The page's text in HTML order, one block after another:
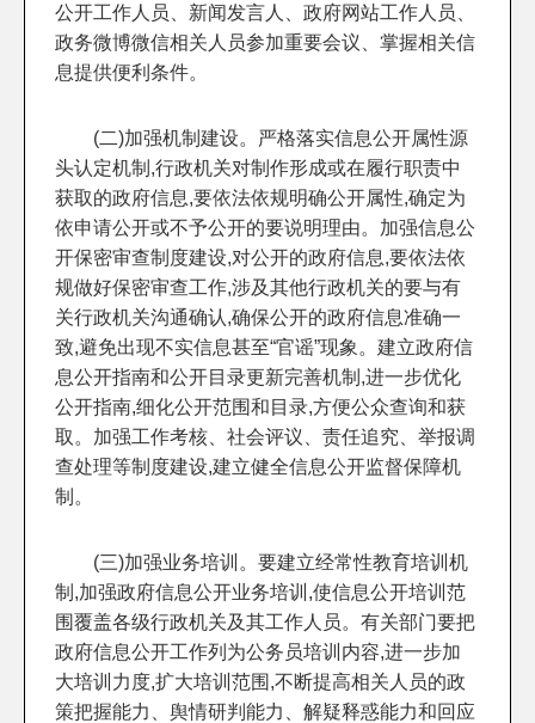
公开工作人员、新闻发言人、政府网站工作人员、
政务微博微信相关人员参加重要会议、掌握相关信
息提供便利条件。
(二)加强机制建设。严格落实信息公开属性源
头认定机制,行政机关对制作形成或在履行职责中
获取的政府信息,要依法依规明确公开属性,确定为
依申请公开或不予公开的要说明理由。加强信息公
开保密审查制度建设,对公开的政府信息,要依法依
规做好保密审查工作,涉及其他行政机关的要与有
关行政机关沟通确认,确保公开的政府信息准确一
致,避免出现不实信息甚至“官谣”现象。建立政府信
息公开指南和公开目录更新完善机制,进一步优化
公开指南,细化公开范围和目录,方便公众查询和获
取。加强工作考核、社会评议、责任追究、举报调
查处理等制度建设,建立健全信息公开监督保障机
制。
(三)加强业务培训。要建立经常性教育培训机
制,加强政府信息公开业务培训,使信息公开培训范
围覆盖各级行政机关及其工作人员。有关部门要把
政府信息公开工作列为公务员培训内容,进一步加
大培训力度,扩大培训范围,不断提高相关人员的政
策把握能力、舆情研判能力、解疑释惑能力和回应